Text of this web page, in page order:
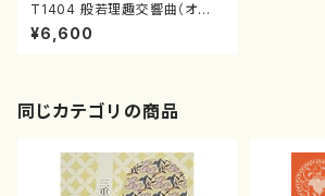
T1404 般若理趣交響曲（オー
ケストラ/高橋裕/楽譜）
¥6,600
同じカテゴリの商品